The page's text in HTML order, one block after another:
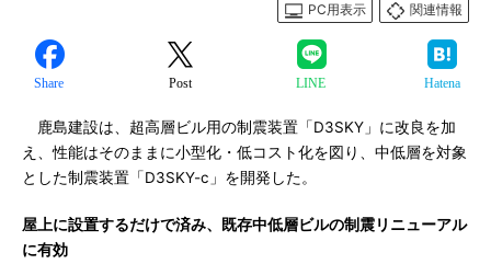
PC用表示
関連情報
Share Post LINE Hatena
鹿島建設は、超高層ビル用の制震装置「D3SKY」に改良を加
え、性能はそのままに小型化・低コスト化を図り、中低層を対象
とした制震装置「D3SKY-c」を開発した。
屋上に設置するだけで済み、既存中低層ビルの制震リニューアル
に有効